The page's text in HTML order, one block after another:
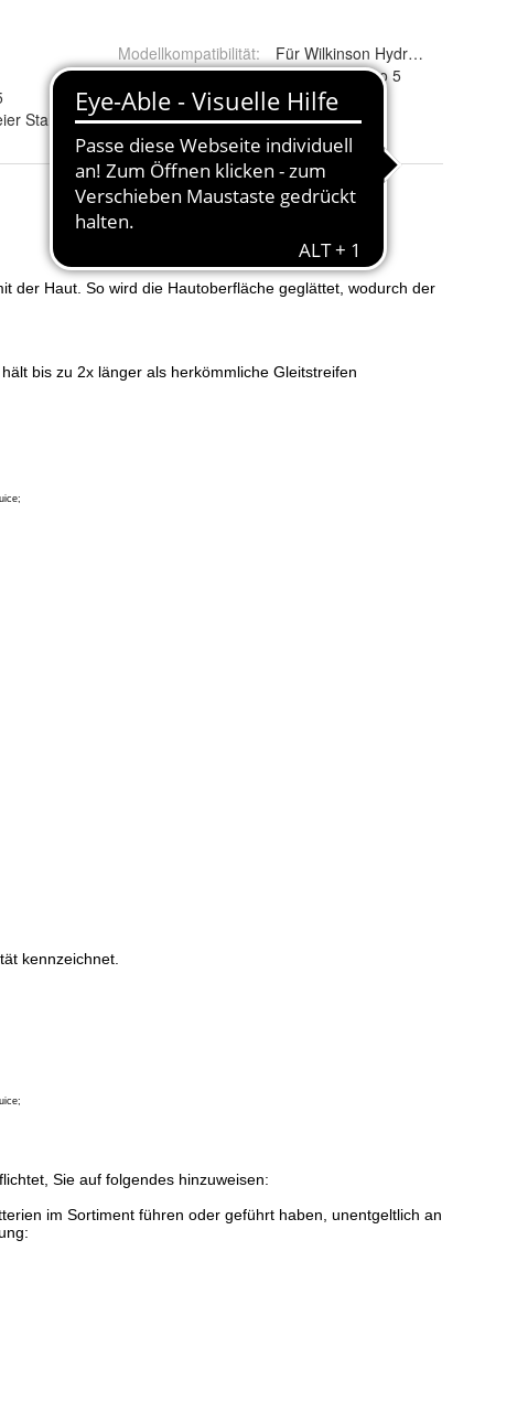
Stahl
Modellkompatibilität:
Für Wilkinson Hydro 5
Model:
Wilkinson Hydro 5
Anzahl der Klingen: 9